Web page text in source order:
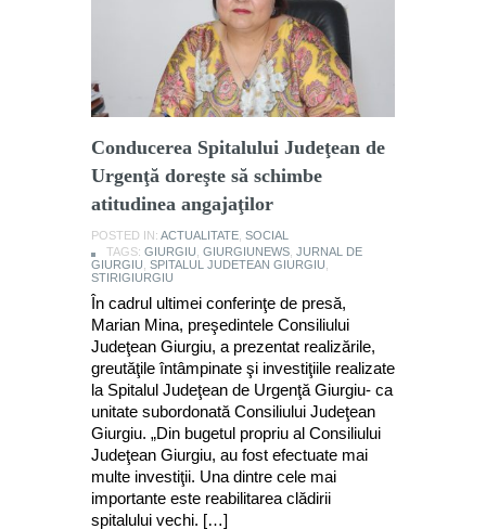
Conducerea Spitalului Judeţean de
Urgenţă doreşte să schimbe
atitudinea angajaţilor
POSTED IN: ACTUALITATE SOCIAL
TAGS: GIURGIU GIURGIUNEWS JURNAL DE
GIURGIU SPITALUL JUDETEAN GIURGIU
STIRIGIURGIU
În cadrul ultimei conferinţe de presă,
Marian Mina, preşedintele Consiliului
Judeţean Giurgiu, a prezentat realizările,
greutăţile întâmpinate şi investiţiile realizate
la Spitalul Judeţean de Urgenţă Giurgiu- ca
unitate subordonată Consiliului Judeţean
Giurgiu. „Din bugetul propriu al Consiliului
Judeţean Giurgiu, au fost efectuate mai
multe investiţii. Una dintre cele mai
importante este reabilitarea clădirii
spitalului vechi. […]